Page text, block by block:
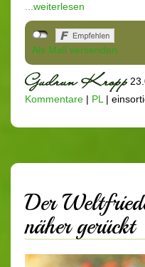
...weiterlesen
Als Mail versenden
Kommentare | PL |
Der
näher gerückt